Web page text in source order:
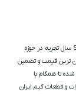
اورگیم به عنوان یکی از قدیمی‌ترین فروشگاه های اینترنتی با بیش از 5 سال تجربه در حوزه
ترین قیمت و تضمین
تا همگام با
و قطعات گیم ایران